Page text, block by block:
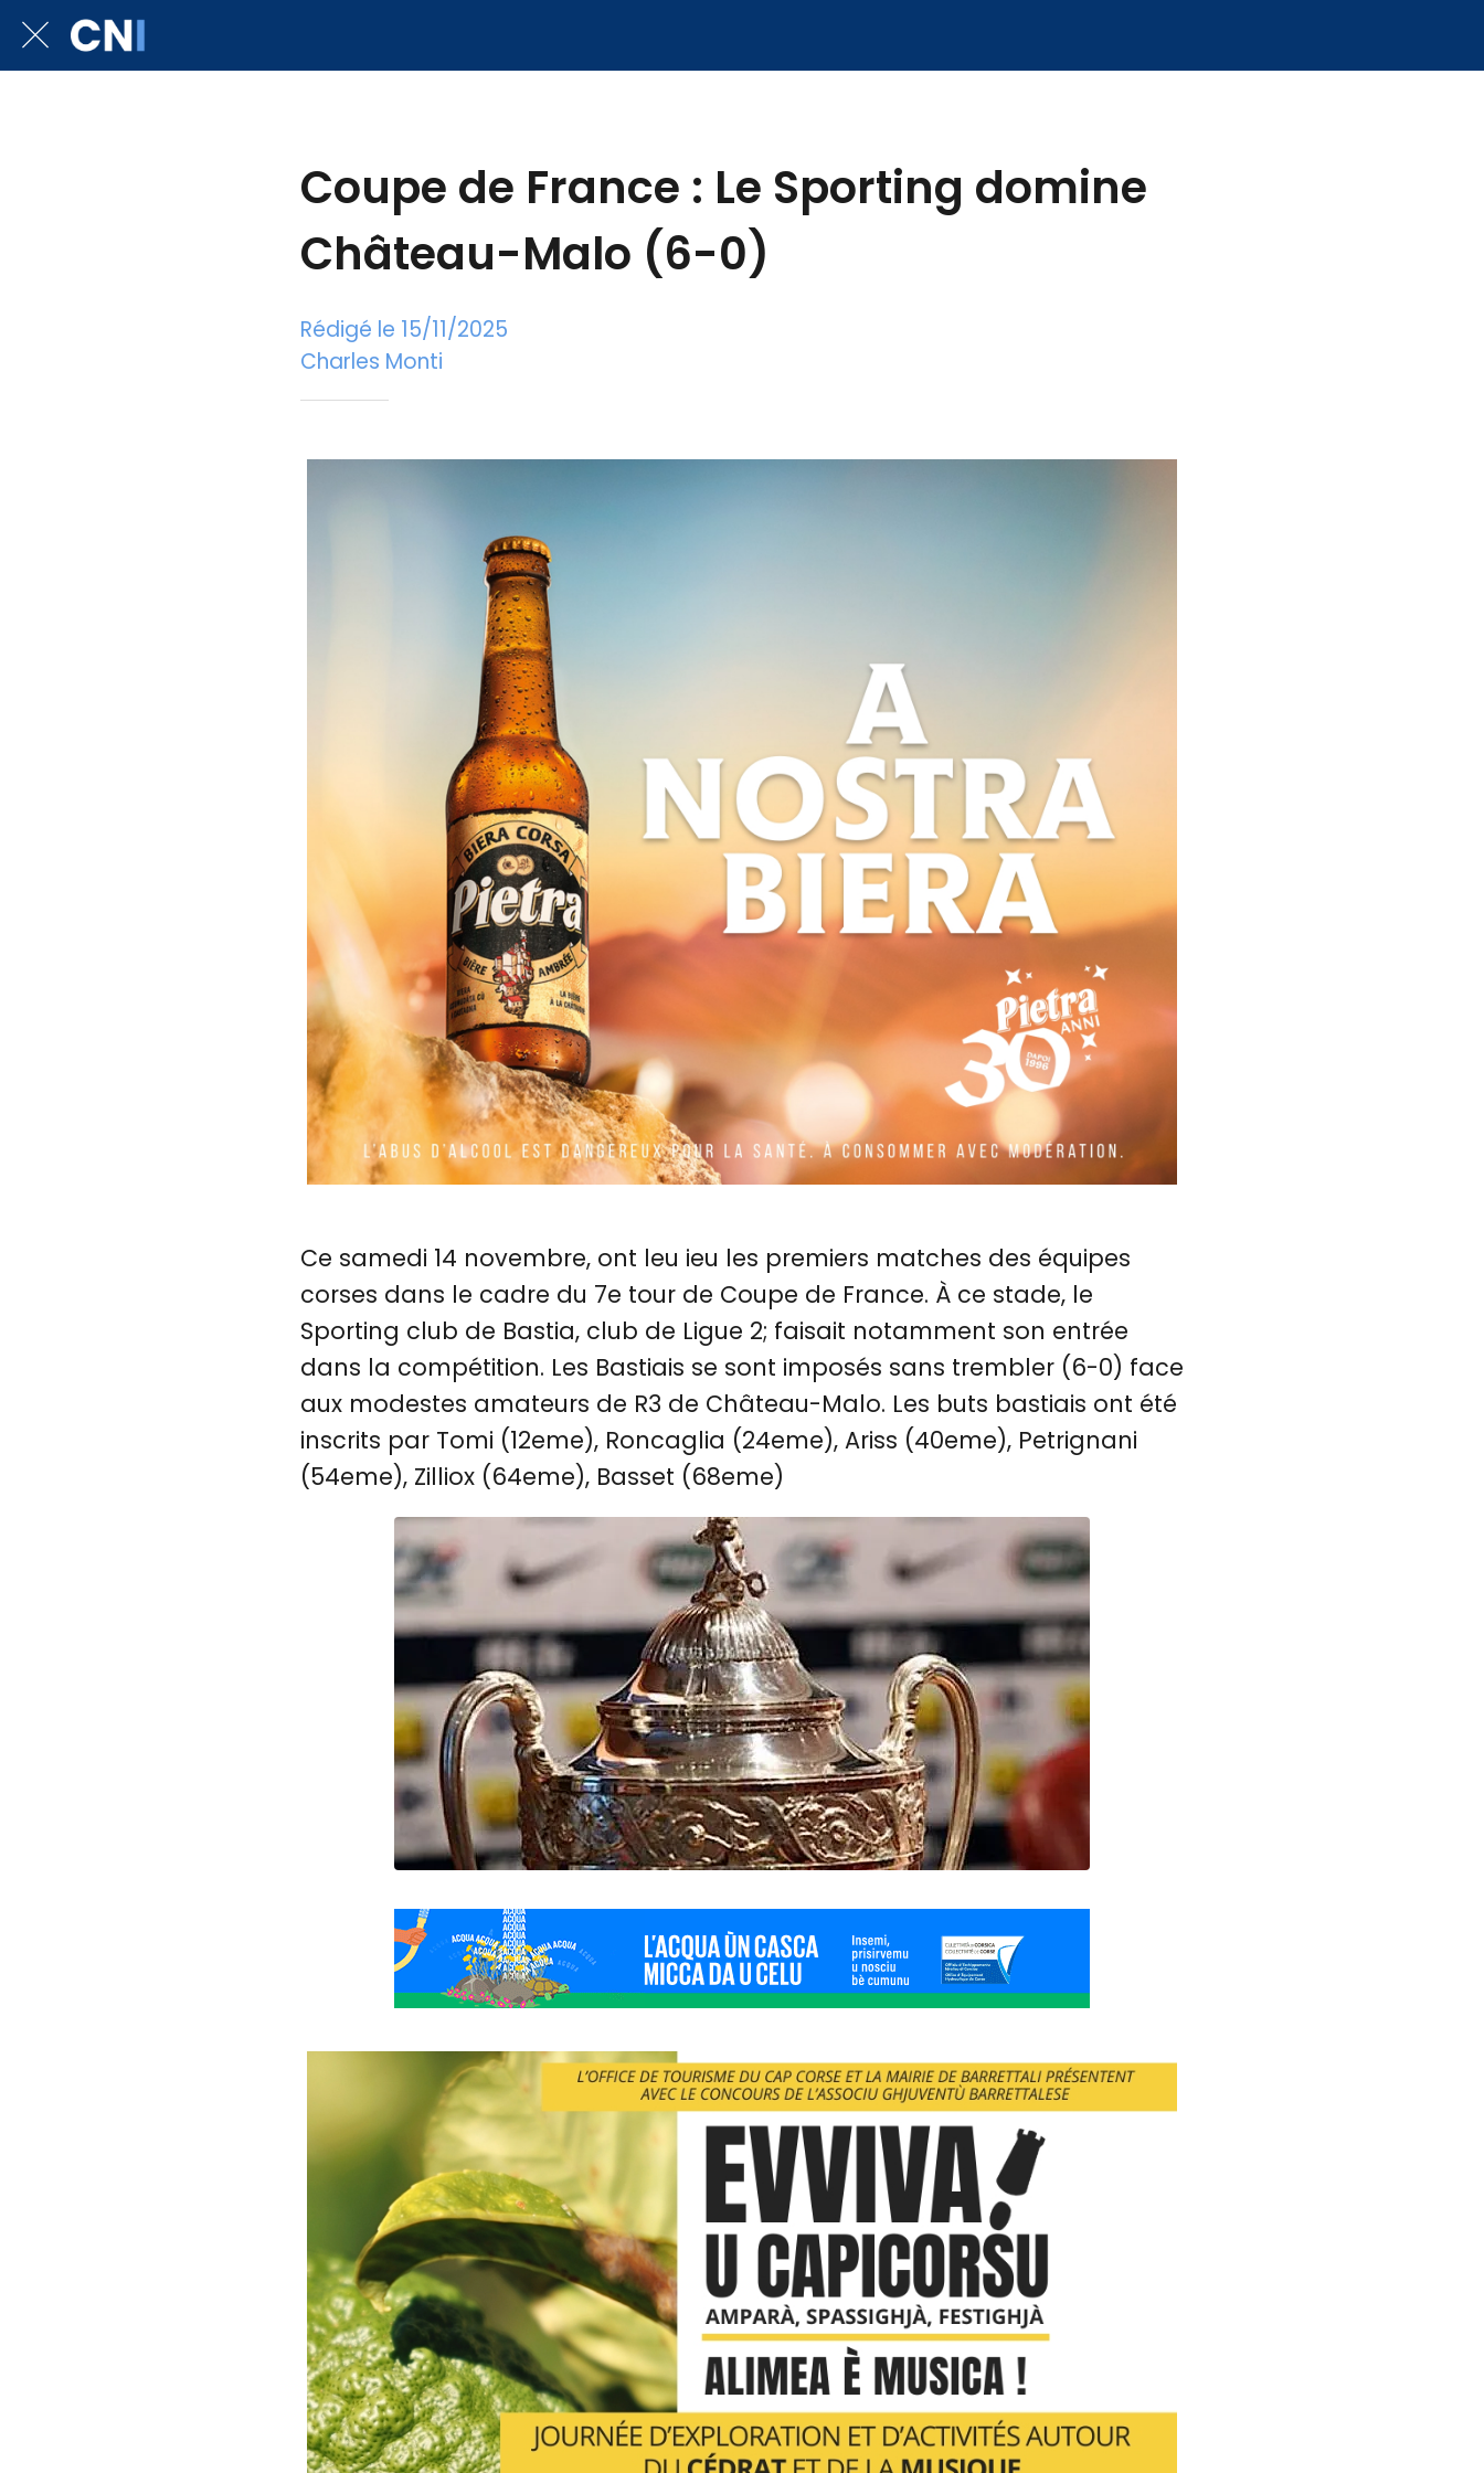
Coupe de France : Le Sporting domine
Château-Malo (6-0)
Rédigé le 15/11/2025
Charles Monti
Ce samedi 14 novembre, ont leu ieu les premiers matches des équipes
corses dans le cadre du 7e tour de Coupe de France. À ce stade, le
Sporting club de Bastia, club de Ligue 2; faisait notamment son entrée
dans la compétition. Les Bastiais se sont imposés sans trembler (6-0) face
aux modestes amateurs de R3 de Château-Malo. Les buts bastiais ont été
inscrits par Tomi (12eme), Roncaglia (24eme), Ariss (40eme), Petrignani
(54eme), Zilliox (64eme), Basset (68eme)